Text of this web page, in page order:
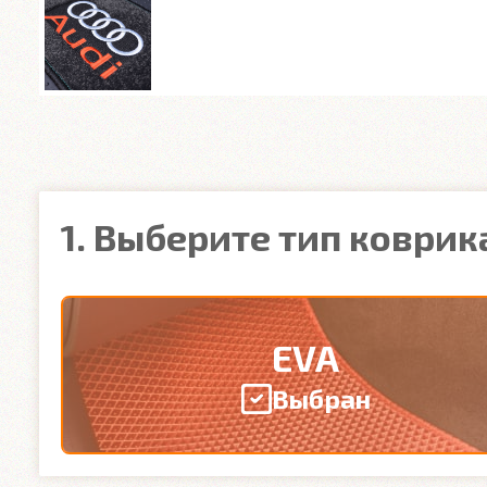
1. Выберите тип
EVA
Выбран